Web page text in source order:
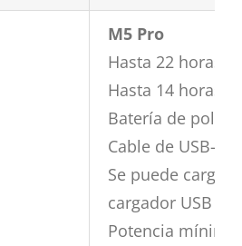
M5 Pro
Hasta 22 horas
Hasta 14 horas
Batería de
Cable de USB-C
Se puede cargar
cargador USB PD
Potencia